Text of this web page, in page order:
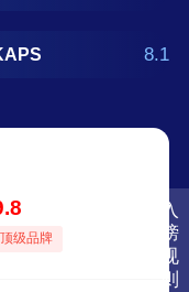
入
榜
规
则
8.1
顶级品牌